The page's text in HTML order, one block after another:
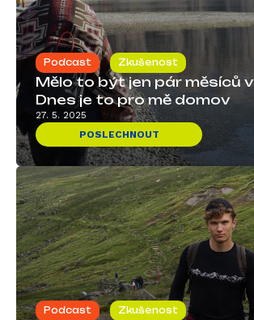
Podcast Zkušenost
Mělo to být jen pár měsíců
Dnes je to pro mě domov
27. 5. 2025
POSLECHNOUT
Podcast Zkušenost